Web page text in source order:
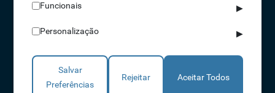
NORTE 229 428 790 | SUL 210 131 427
info@idonic.com
REDES SOCIAIS
Funcionais ▶
Personalização ▶
Salvar
Preferências
Rejeitar Aceitar Todos